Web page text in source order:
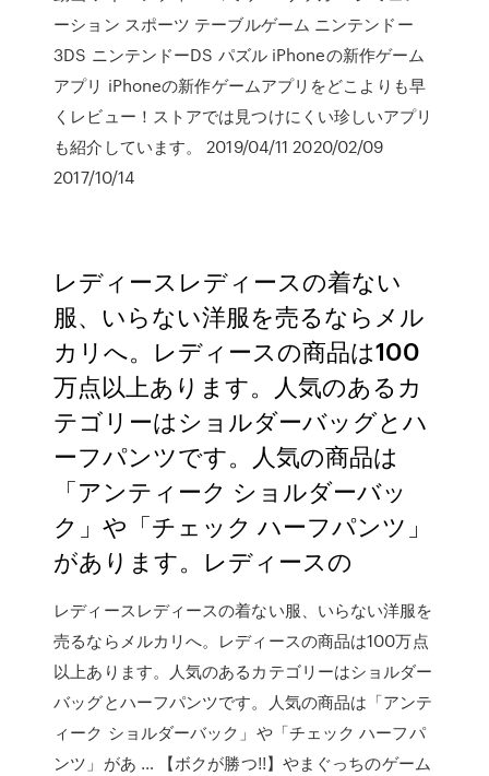
ーション スポーツ テーブルゲーム ニンテンドー
3DS ニンテンドーDS パズル iPhoneの新作ゲーム
アプリ iPhoneの新作ゲームアプリをどこよりも早
くレビュー！ストアでは見つけにくい珍しいアプリ
も紹介しています。 2019/04/11 2020/02/09
2017/10/14
レディースレディースの着ない
服、いらない洋服を売るならメル
カリへ。レディースの商品は100
万点以上あります。人気のあるカ
テゴリーはショルダーバッグとハ
ーフパンツです。人気の商品は
「アンティーク ショルダーバッ
ク」や「チェック ハーフパンツ」
があります。レディースの
レディースレディースの着ない服、いらない洋服を
売るならメルカリへ。レディースの商品は100万点
以上あります。人気のあるカテゴリーはショルダー
バッグとハーフパンツです。人気の商品は「アンテ
ィーク ショルダーバック」や「チェック ハーフパ
ンツ」があ … 【ボクが勝つ!!】やまぐっちのゲーム